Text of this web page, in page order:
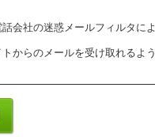
会社の迷惑メールフィルタによ
からのメールを受け取れるよう